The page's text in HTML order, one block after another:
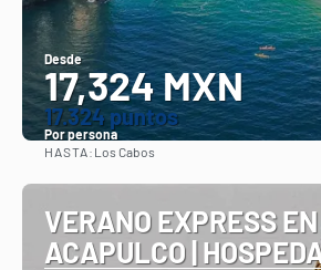
Desde
17,324 MXN
17.324 puntos
Por persona
HASTA: Los Cabos
VERANO EXPRESS EN
ACAPULCO |